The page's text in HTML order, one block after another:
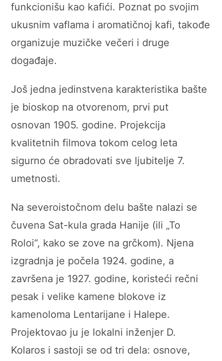
funkcionišu kao kafići. Poznat po svojim
ukusnim vaflama i aromatičnoj kafi, takođe
organizuje muzičke večeri i druge
događaje.
Još jedna jedinstvena karakteristika bašte
je bioskop na otvorenom, prvi put
osnovan 1905. godine. Projekcija
kvalitetnih filmova tokom celog leta
sigurno će obradovati sve ljubitelje 7.
umetnosti.
Na severoistočnom delu bašte nalazi se
čuvena Sat-kula grada Hanije (ili „To
Roloi“, kako se zove na grčkom). Njena
izgradnja je počela 1924. godine, a
završena je 1927. godine, koristeći rečni
pesak i velike kamene blokove iz
kamenoloma Lentarijane i Halepe.
Projektovao ju je lokalni inženjer D.
Kolaros i sastoji se od tri dela: osnove,